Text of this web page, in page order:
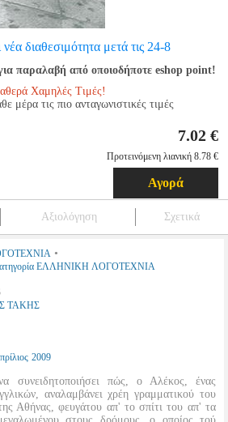
διαθεσιμότητα μετά τις 24-8
παραλαβή από οποιοδήποτε eshop point!
Χαμηλές Τιμές!
μέρα τις πιο ανταγωνιστικές τιμές
7.02 €
Προτεινόμενη λιανική 8.78 €
Αγορά
Αξιολόγηση Σχετικά
•
ΕΛΛΗΝΙΚΗ ΛΟΓΟΤΕΧΝΙΑ
ΤΑΚΗΣ
2009
πώς, ο Αλέκος, ένας
αναλαμβάνει χρέη γραμματικού του
Αθήνας, φευγάτου απ' το σπίτι του απ' τα